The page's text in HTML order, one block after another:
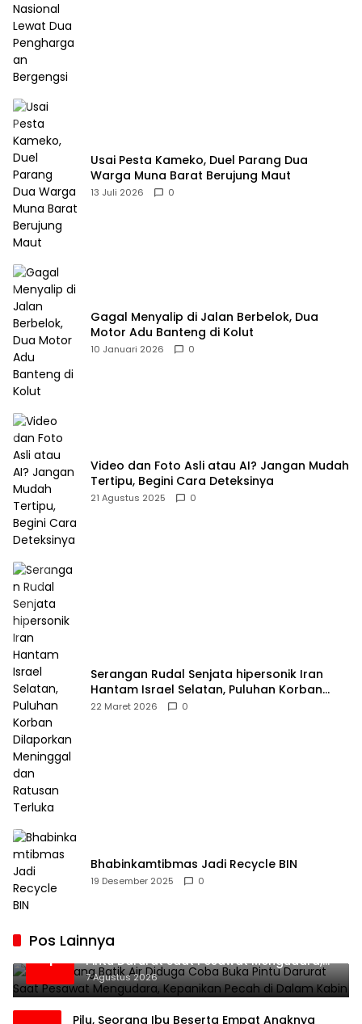
Usai Pesta Kameko, Duel Parang Dua
Warga Muna Barat Berujung Maut
13 Juli 2026 0
Gagal Menyalip di Jalan Berbelok, Dua
Motor Adu Banteng di Kolut
10 Januari 2026 0
Video dan Foto Asli atau AI? Jangan Mudah
Tertipu, Begini Cara Deteksinya
21 Agustus 2025 0
Serangan Rudal Senjata hipersonik Iran
Hantam Israel Selatan, Puluhan Korban
Dilaporkan Meninggal dan Ratusan Terluka
22 Maret 2026 0
Bhabinkamtibmas Jadi Recycle BIN
19 Desember 2025 0
Pos Lainnya
1
Penumpang Batik Air Diduga Coba Buka
Pintu Darurat Saat Pesawat Mengudara,
Kepanikan Pecah di Dalam Kabin
7 Agustus 2026
Pilu, Seorang Ibu Beserta Empat Anaknya